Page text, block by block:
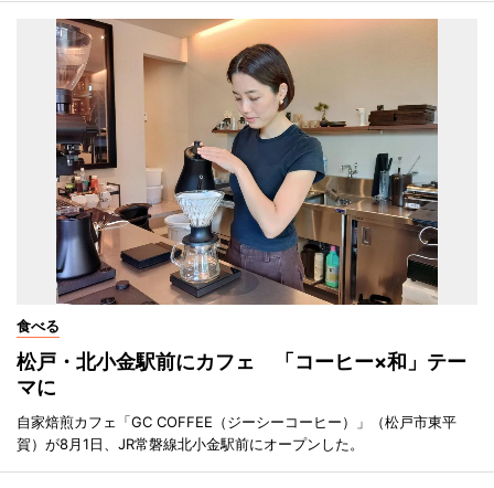
食べる
松戸・北小金駅前にカフェ 「コーヒー×和」テー
マに
自家焙煎カフェ「GC COFFEE（ジーシーコーヒー）」（松戸市東平
賀）が8月1日、JR常磐線北小金駅前にオープンした。